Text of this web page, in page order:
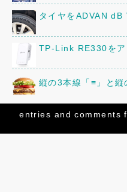
タイヤをADVAN dB
TP-Link RE330をア
縦の3本線「≡」と
京阪80型82号車の
entries andcomments